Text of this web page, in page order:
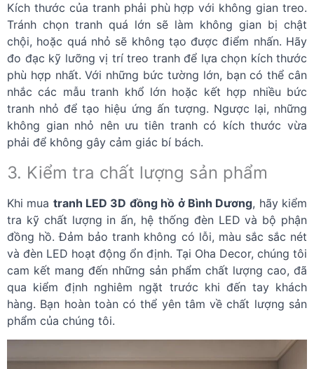
Kích thước của tranh phải phù hợp với không gian treo.
Tránh chọn tranh quá lớn sẽ làm không gian bị chật
chội, hoặc quá nhỏ sẽ không tạo được điểm nhấn. Hãy
đo đạc kỹ lưỡng vị trí treo tranh để lựa chọn kích thước
phù hợp nhất. Với những bức tường lớn, bạn có thể cân
nhắc các mẫu tranh khổ lớn hoặc kết hợp nhiều bức
tranh nhỏ để tạo hiệu ứng ấn tượng. Ngược lại, những
không gian nhỏ nên ưu tiên tranh có kích thước vừa
phải để không gây cảm giác bí bách.
3. Kiểm tra chất lượng sản phẩm
Khi mua tranh LED 3D đồng hồ ở Bình Dương, hãy kiểm
tra kỹ chất lượng in ấn, hệ thống đèn LED và bộ phận
đồng hồ. Đảm bảo tranh không có lỗi, màu sắc sắc nét
và đèn LED hoạt động ổn định. Tại Oha Decor, chúng tôi
cam kết mang đến những sản phẩm chất lượng cao, đã
qua kiểm định nghiêm ngặt trước khi đến tay khách
hàng. Bạn hoàn toàn có thể yên tâm về chất lượng sản
phẩm của chúng tôi.